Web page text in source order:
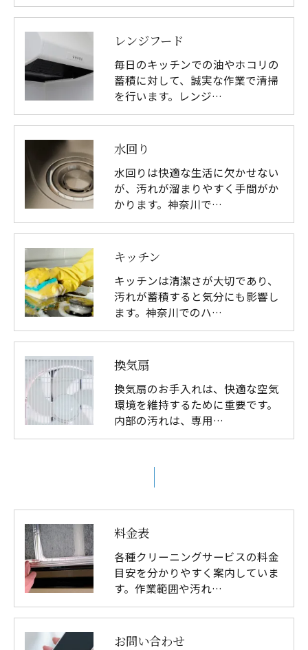
レンジフード
毎日のキッチンでの油やホコリの
蓄積に対して、誠実な作業で清掃
を行います。レンジ…
水回り
水回りは快適な生活に欠かせない
が、汚れが溜まりやすく手間がか
かります。神奈川で…
キッチン
キッチンは清潔さが大切であり、
汚れが蓄積すると気分にも影響し
ます。神奈川でのハ…
換気扇
換気扇のお手入れは、快適な空気
環境を維持するために重要です。
内部の汚れは、専用…
料金表
各種クリーニングサービスの料金
目安を分かりやすく案内していま
す。作業範囲や汚れ…
お問い合わせ